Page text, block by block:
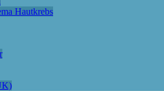
Hautkrebs